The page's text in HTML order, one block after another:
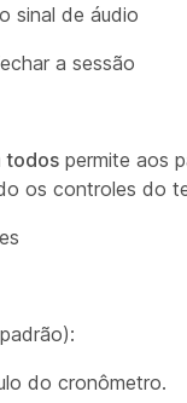
sinal de áudio
a sessão
todos permite aos
os controles do
do cronômetro.